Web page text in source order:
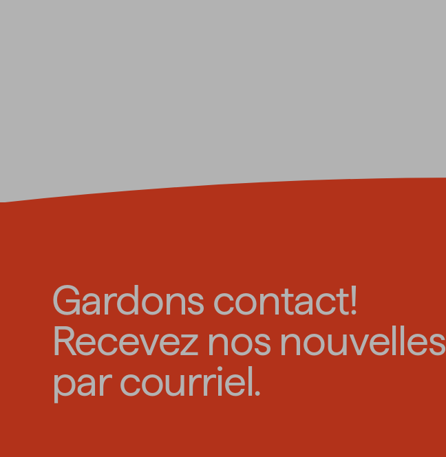
Gardons contact!
Recevez nos nouvelles
par courriel.